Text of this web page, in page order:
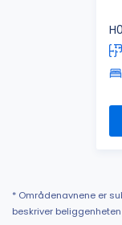
* Områdenavnene er
beskriver beliggenheten